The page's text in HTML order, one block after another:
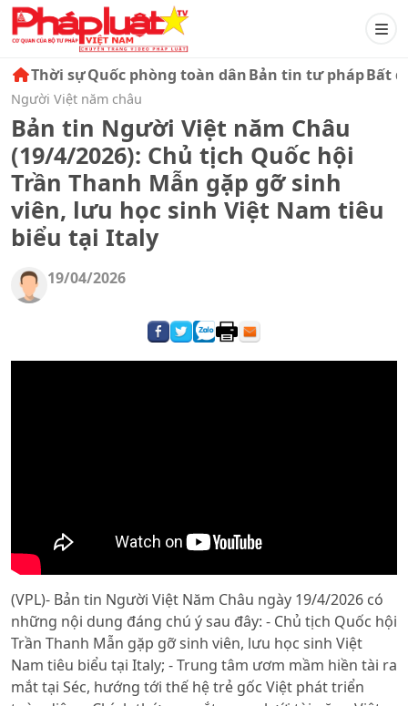
Thời sựQuốc phòng toàn dânBản tin tư phápBất
Người Việt năm châu
Bản tin Người Việt năm Châu
(19/4/2026): Chủ tịch Quốc hội
Trần Thanh Mẫn gặp gỡ sinh
viên, lưu học sinh Việt Nam tiêu
biểu tại Italy
19/04/2026
(VPL)- Bản tin Người Việt Năm Châu ngày 19/4/2026 có
những nội dung đáng chú ý sau đây: - Chủ tịch Quốc hội
Trần Thanh Mẫn gặp gỡ sinh viên, lưu học sinh Việt
Nam tiêu biểu tại Italy; - Trung tâm ươm mầm hiền tài ra
mắt tại Séc, hướng tới thế hệ trẻ gốc Việt phát triển